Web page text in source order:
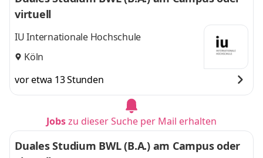
virtuell
IU Internationale Hochschule
Köln
vor etwa 13 Stunden
Jobszu dieser Suche per Mail erhalten
Duales Studium BWL (B.A.) am Campus oder